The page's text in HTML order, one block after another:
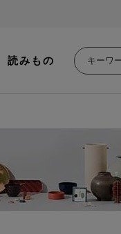
読みもの